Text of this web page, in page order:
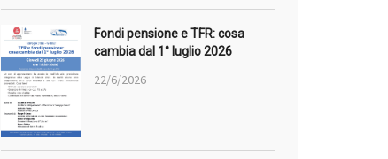
Fondi pensione e TFR: cosa
cambia dal 1° luglio 2026
22/6/2026